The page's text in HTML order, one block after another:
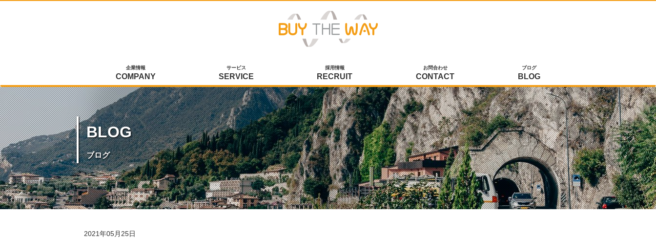
企業情報
COMPANY
サービス
SERVICE
採用情報
RECRUIT
お問合わせ
CONTACT
ブログ
BLOG
BLOG
ブログ
2021年05月25日